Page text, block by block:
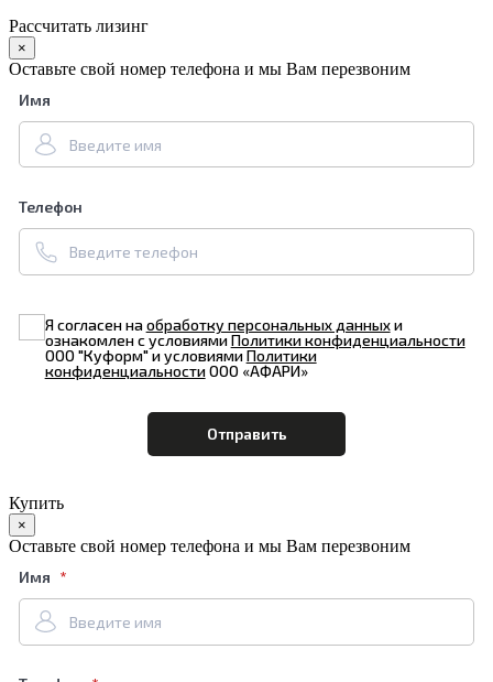
Рассчитать лизинг
×
Оставьте свой номер телефона и мы Вам перезвоним
Имя
Телефон
Я согласен наобработку персональных данныхи
ознакомлен с условиямиПолитики конфиденциальности
ООО "Куформ" и условиямиПолитики
конфиденциальностиООО «АФАРИ»
Купить
×
Оставьте свой номер телефона и мы Вам перезвоним
Имя